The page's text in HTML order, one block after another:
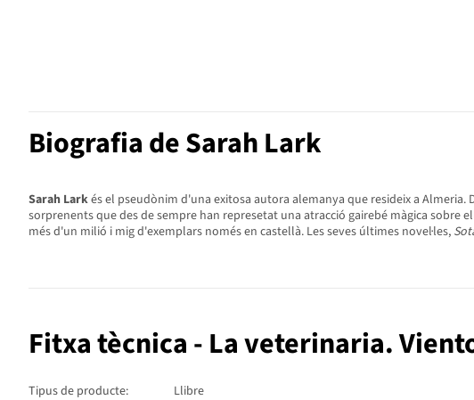
Biografia de Sarah Lark
Sarah Larkés el pseudònim d'una exitosa autora alemanya que resideix a
sorprenents que des de sempre han represetat una atracció gairebé màgica sobre
més d'un milió i mig d'exemplars només en castellà. Les seves últimes novel·les,
Fitxa tècnica - La veterinaria.
Tipus de producte:
Llibre